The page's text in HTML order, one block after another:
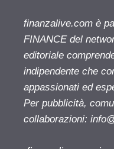
finanzalive.com è
FINANCE del
editoriale
indipendente che
appassionati ed
Per pubblicità,
collaborazioni: